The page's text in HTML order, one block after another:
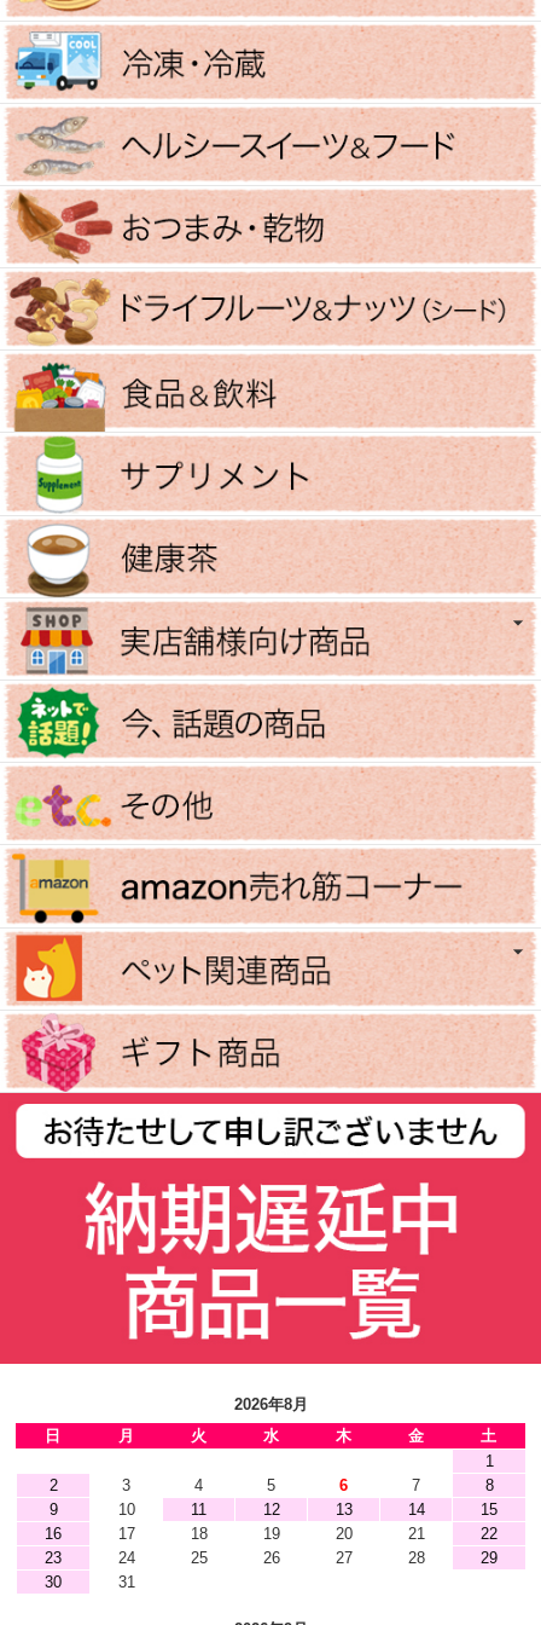
2026年8月
日
月 火 水 木 金
土
1
2
3 4 5 6 7
8
9
10 11 12 13 14
15
16
17 18 19 20 21
22
23
24 25 26 27 28
29
30
31